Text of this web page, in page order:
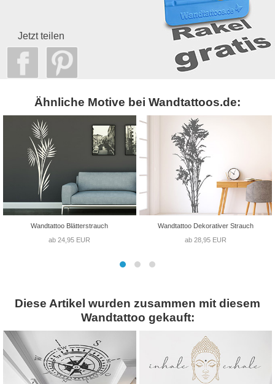
Jetzt teilen
Ähnliche Motive bei Wandtattoos.de:
Wandtattoo Blätterstrauch
ab 24,95 EUR
Wandtattoo Dekorativer Strauch
ab 28,95 EUR
Diese Artikel wurden zusammen mit diesem
Wandtattoo gekauft: